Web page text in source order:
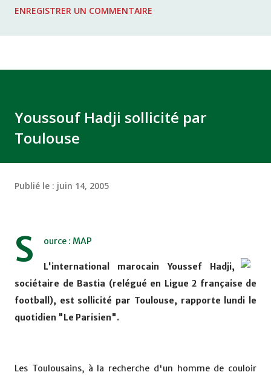
KHEMISET Mardi 06/12/2011 15H00 WAF - OCS au
ENREGISTRER UN COMMENTAIRE
Youssouf Hadji sollicité par
Toulouse
Publié le : juin 14, 2005
S ource : MAP
L'international marocain Youssef Hadji,
sociétaire de Bastia (relégué en Ligue 2 française de
football), est sollicité par Toulouse, rapporte lundi le
quotidien "Le Parisien".
Les Toulousains, à la recherche d'un homme de couloir